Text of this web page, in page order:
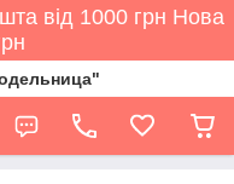
від 1000 грн Нова